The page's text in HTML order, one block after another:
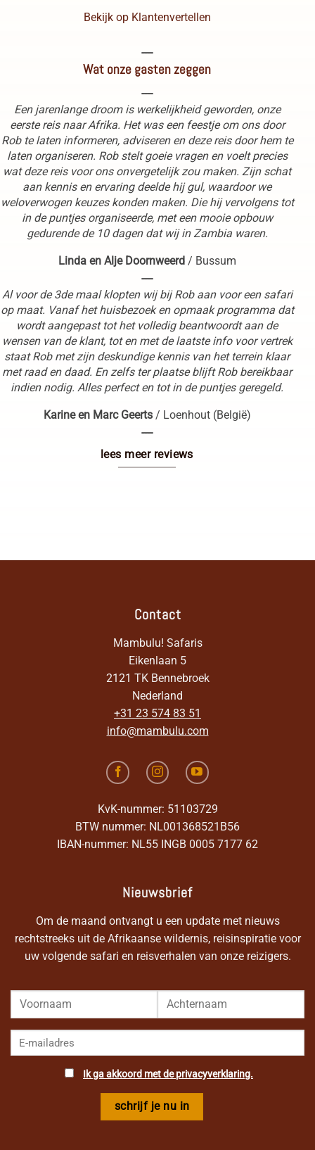
Bekijk op Klantenvertellen
----
Wat onze gasten zeggen
----
Een jarenlange droom is werkelijkheid geworden, onze
eerste reis naar Afrika. Het was een feestje om ons door
Rob te laten informeren, adviseren en deze reis door hem te
laten organiseren. Rob stelt goeie vragen en voelt precies
wat deze reis voor ons onvergetelijk zou maken. Zijn schat
aan kennis en ervaring deelde hij gul, waardoor we
weloverwogen keuzes konden maken. Die hij vervolgens tot
in de puntjes organiseerde, met een mooie opbouw
gedurende de 10 dagen dat wij in Zambia waren.
Linda en Alje Doornweerd / Bussum
----
Al voor de 3de maal klopten wij bij Rob aan voor een safari
op maat. Vanaf het huisbezoek en opmaak programma dat
wordt aangepast tot het volledig beantwoordt aan de
wensen van de klant, tot en met de laatste info voor vertrek
staat Rob met zijn deskundige kennis van het terrein klaar
met raad en daad. En zelfs ter plaatse blijft Rob bereikbaar
indien nodig. Alles perfect en tot in de puntjes geregeld.
Karine en Marc Geerts / Loenhout (België)
----
lees meer reviews
Contact
Mambulu! Safaris
Eikenlaan 5
2121 TK Bennebroek
Nederland
+31 23 574 83 51
info@mambulu.com
KvK-nummer: 51103729
BTW nummer: NL001368521B56
IBAN-nummer: NL55 INGB 0005 7177 62
Nieuwsbrief
Om de maand ontvangt u een update met nieuws
rechtstreeks uit de Afrikaanse wildernis, reisinspiratie voor
uw volgende safari en reisverhalen van onze reizigers.
Ik ga akkoord met de privacyverklaring.